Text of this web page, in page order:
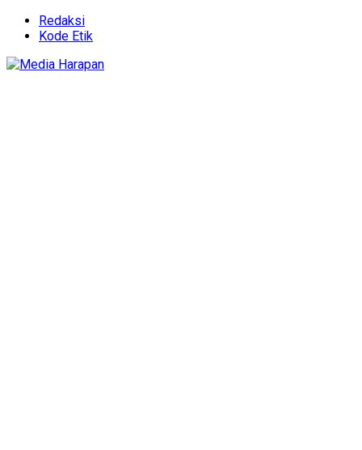
Redaksi
Kode Etik